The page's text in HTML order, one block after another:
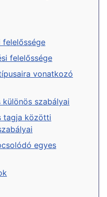
felelőssége
vonatkozó
szabályai
tagja közötti
egyes